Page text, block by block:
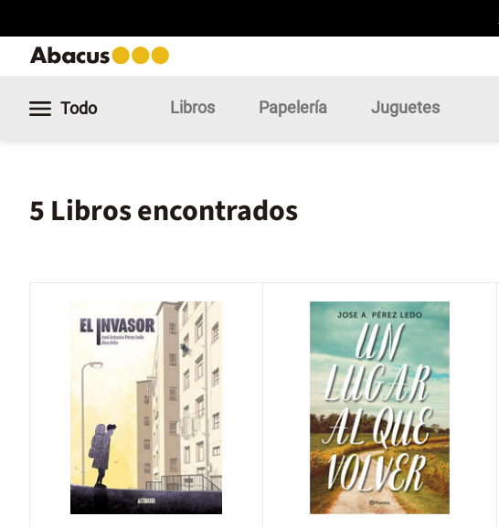
Todo Libros Papelería Juguetes
5 Libros encontrados